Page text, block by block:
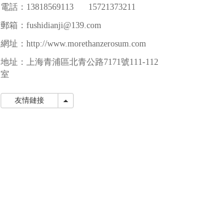
電話：13818569113 15721373211
郵箱：fushidianji@139.com
網址：http://www.morethanzerosum.com
地址： 上海青浦區北青公路7171號111-112
室
友情鏈接 友情鏈接